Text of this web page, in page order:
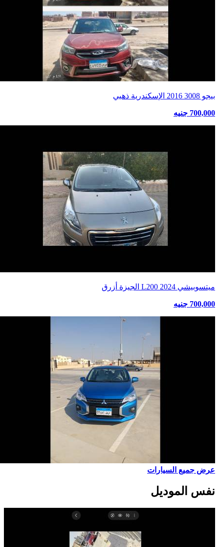
بيجو 3008 2016 الإسكندرية ذهبي
700,000 جنيه
ميتسوبيشي L200 2024 الجيزة أزرق
700,000 جنيه
عرض جميع السيارات
نفس الموديل